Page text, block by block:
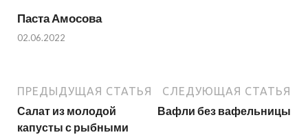
Паста Амосова
02.06.2022
ПРЕДЫДУЩАЯ СТАТЬЯ
Салат из молодой
капусты с рыбными
СЛЕДУЮЩАЯ СТАТЬЯ
Вафли без вафельницы